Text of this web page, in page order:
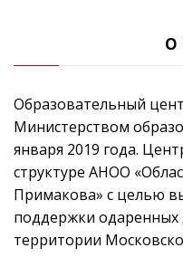
О
Образовательный
Министерством
января 2019 года.
структуре АНОО
Примакова» с целью
поддержки
территории